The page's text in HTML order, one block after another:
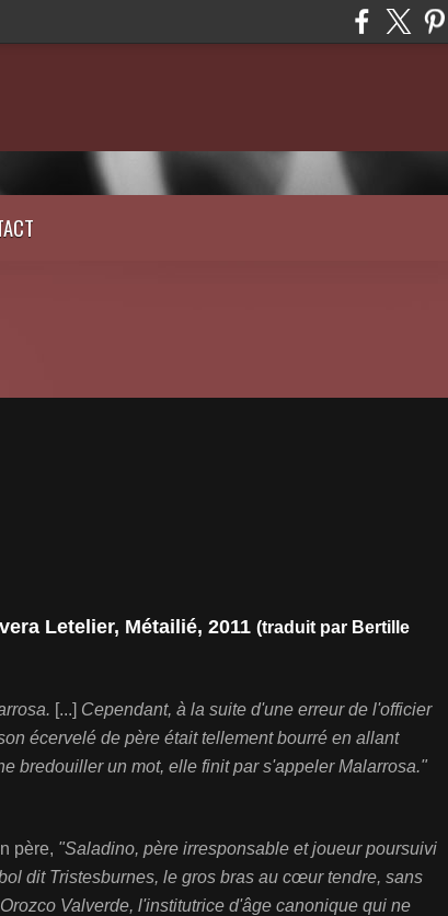
Letelier, Métailié, 2011 (traduit par Bertille
[...] Cependant, à la suite d'une erreur de l'officier
écervelé de père était tellement bourré en allant
bredouiller un mot, elle finit par s'appeler Malarrosa."
père, "Saladino, père irresponsable et joueur poursuivi
dit Tristesburnes, le gros bras au cœur tendre, sans
Valverde, l'institutrice d'âge canonique qui ne